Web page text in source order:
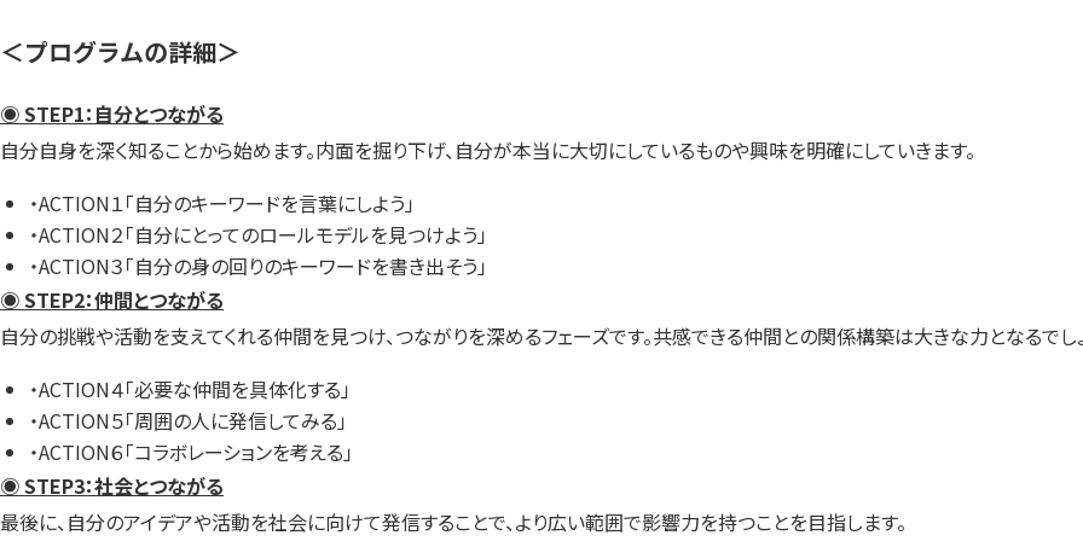
＜プログラムの詳細＞
◉ STEP1：自分とつながる
自分自身を深く知ることから始めます。内面を掘り下げ、自分が本当に大切にしているものや興味を明確にしていきます。
・ACTION１「自分のキーワードを言葉にしよう」
・ACTION２「自分にとってのロールモデルを見つけよう」
・ACTION３「自分の身の回りのキーワードを書き出そう」
◉ STEP2：仲間とつながる
自分の挑戦や活動を支えてくれる仲間を見つけ、つながりを深めるフェーズです。共感できる仲間との関係構築は大きな力となるでし
・ACTION４「必要な仲間を具体化する」
・ACTION５「周囲の人に発信してみる」
・ACTION６「コラボレーションを考える」
◉ STEP3：社会とつながる
最後に、自分のアイデアや活動を社会に向けて発信することで、より広い範囲で影響力を持つことを目指します。